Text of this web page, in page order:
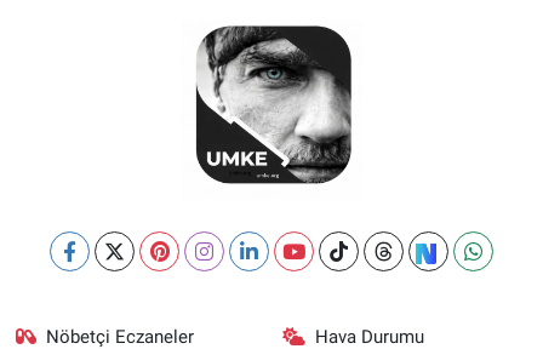
Nöbetçi Eczaneler Hava Durumu